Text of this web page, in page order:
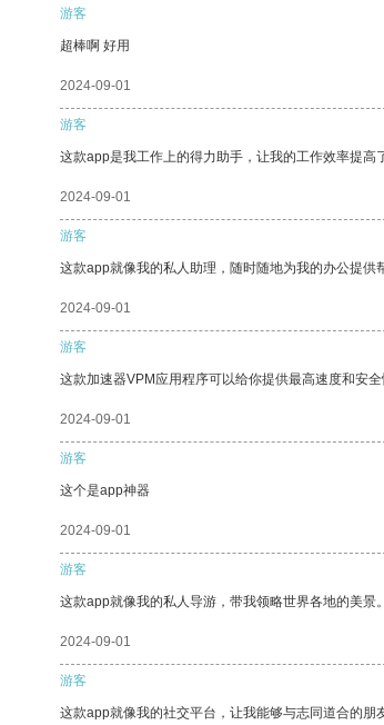
游客
超棒啊 好用
2024-09-01
游客
这款app是我工作上的得力助手，让我的工作效率提高
2024-09-01
游客
这款app就像我的私人助理，随时随地为我的办公提供
2024-09-01
游客
这款加速器VPM应用程序可以给你提供最高速度和安全
2024-09-01
游客
这个是app神器
2024-09-01
游客
这款app就像我的私人导游，带我领略世界各地的美景。
2024-09-01
游客
这款app就像我的社交平台，让我能够与志同道合的朋